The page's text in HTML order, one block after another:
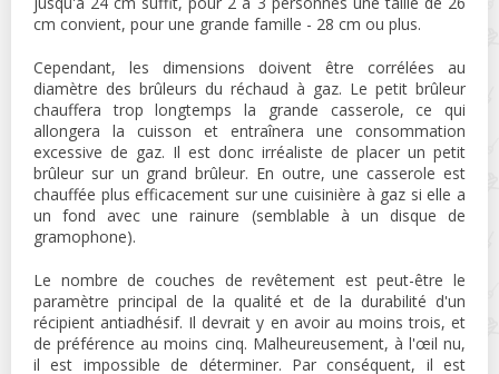
cm convient, pour une grande famille - 28 cm ou plus.
Cependant, les dimensions doivent être corrélées au
diamètre des brûleurs du réchaud à gaz. Le petit brûleur
chauffera trop longtemps la grande casserole, ce qui
allongera la cuisson et entraînera une consommation
excessive de gaz. Il est donc irréaliste de placer un petit
brûleur sur un grand brûleur. En outre, une casserole est
chauffée plus efficacement sur une cuisinière à gaz si elle a
un fond avec une rainure (semblable à un disque de
gramophone).
Le nombre de couches de revêtement est peut-être le
paramètre principal de la qualité et de la durabilité d'un
récipient antiadhésif. Il devrait y en avoir au moins trois, et
de préférence au moins cinq. Malheureusement, à l'œil nu,
il est impossible de déterminer. Par conséquent, il est